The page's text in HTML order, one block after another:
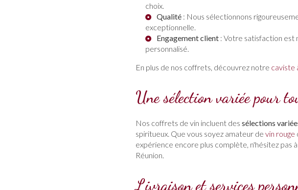
choix.
Qualité : Nous sélectionnons
exceptionnelle.
Engagement client : Votre satisfaction est
personnalisé.
En plus de nos coffrets, découvrez notre caviste
Une sélection variée pour
Nos coffrets de vin incluent des sélections
spiritueux. Que vous soyez amateur de vin rouge
expérience encore plus complète, n'hésitez pas à
Réunion.
Livraison et services